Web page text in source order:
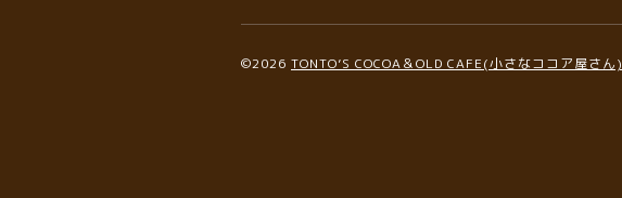
©2026 TONTO’S COCOA＆OLD CAFE(小さなココア屋さん)